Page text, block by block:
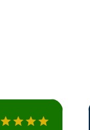
o Aprova